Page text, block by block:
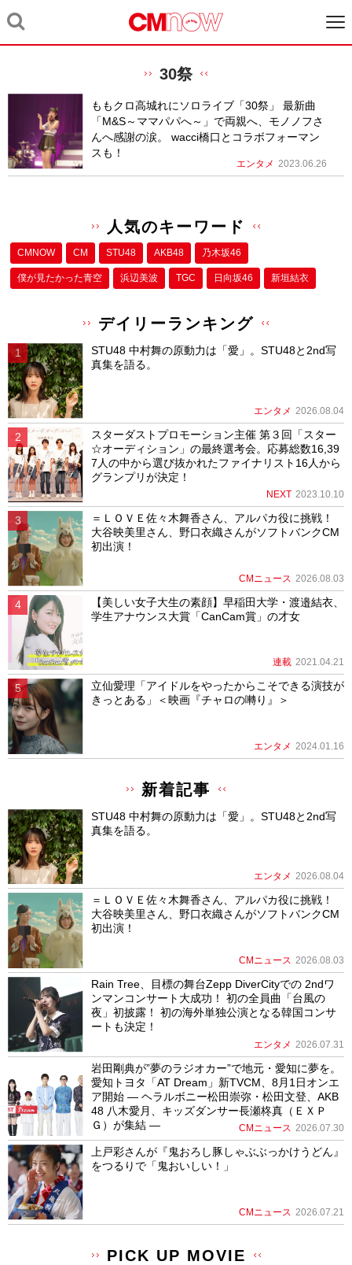
30祭
ももクロ高城れにソロライブ「30祭」 最新曲
「M&S～ママパパへ～」で両親へ、モノノフさ
んへ感謝の涙。 wacci橋口とコラボフォーマン
スも！
エンタメ 2023.06.26
人気のキーワード
CMNOW CM STU48 AKB48 乃木坂46
僕が⾒たかった⻘空 浜辺美波 TGC 日向坂46 新垣結衣
デイリーランキング
STU48 中村舞の原動力は「愛」。STU48と2nd写
真集を語る。
エンタメ 2026.08.04
スターダストプロモーション主催 第３回「スター
☆オーディション」の最終選考会。応募総数16,39
7人の中から選び抜かれたファイナリスト16人から
グランプリが決定！
NEXT 2023.10.10
＝ＬＯＶＥ佐々木舞香さん、アルパカ役に挑戦！
大谷映美里さん、野口衣織さんがソフトバンクCM
初出演！
CMニュース 2026.08.03
【美しい女子大生の素顔】早稲田大学・渡邉結衣、
学生アナウンス大賞「CanCam賞」の才女
連載 2021.04.21
立仙愛理「アイドルをやったからこそできる演技が
きっとある」＜映画『チャロの囀り』＞
エンタメ 2024.01.16
新着記事
STU48 中村舞の原動力は「愛」。STU48と2nd写
真集を語る。
エンタメ 2026.08.04
＝ＬＯＶＥ佐々木舞香さん、アルパカ役に挑戦！
大谷映美里さん、野口衣織さんがソフトバンクCM
初出演！
CMニュース 2026.08.03
Rain Tree、目標の舞台Zepp DiverCityでの 2ndワ
ンマンコンサート大成功！ 初の全員曲「台風の
夜」初披露！ 初の海外単独公演となる韓国コンサ
ートも決定！
エンタメ 2026.07.31
岩田剛典が”夢のラジオカー”で地元・愛知に夢を。
愛知トヨタ「AT Dream」新TVCM、8月1日オンエ
ア開始 ― ヘラルボニー松田崇弥・松田文登、AKB
48 八木愛月、キッズダンサー長瀬柊真（ＥＸＰ
Ｇ）が集結 ―
CMニュース 2026.07.30
上戸彩さんが『鬼おろし豚しゃぶぶっかけうどん』
をつるりで「鬼おいしい！」
CMニュース 2026.07.21
PICK UP MOVIE